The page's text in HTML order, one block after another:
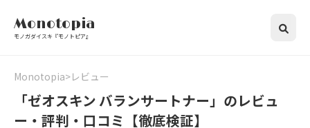
Monotopia
モノガダイスキ『モノトピア』
Monotopia レビュー
「ゼオスキン バランサートナー」のレビュ
ー・評判・口コミ【徹底検証】